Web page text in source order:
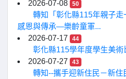
2026-07-08
50
轉知「彰化縣115年親子
感恩與傳承—樂齡童軍...
2026-07-17
44
彰化縣115學年度學生美術
2026-07-27
43
轉知--攜手迎新住民－新住